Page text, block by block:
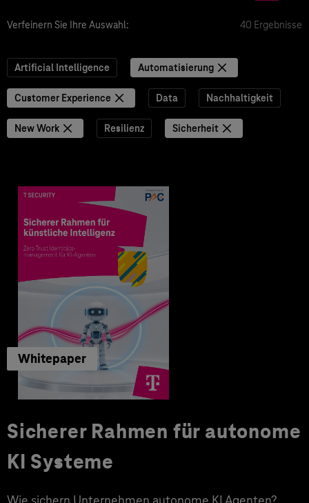
Verfeinern Sie Ihre Auswahl: 40 Ergebnisse
Artificial Intelligence Automatisierung
Customer Experience Data Nachhaltigkeit
New Work Resilienz Sicherheit
Whitepaper
Sicherer Rahmen für autonome
KI Systeme